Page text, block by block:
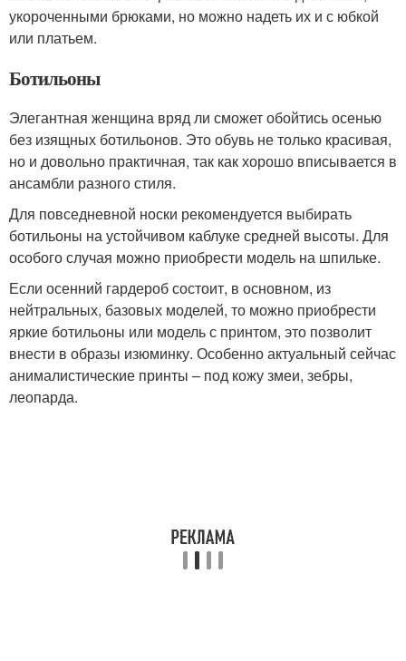
укороченными брюками, но можно надеть их и с юбкой
или платьем.
Ботильоны
Элегантная женщина вряд ли сможет обойтись осенью
без изящных ботильонов. Это обувь не только красивая,
но и довольно практичная, так как хорошо вписывается в
ансамбли разного стиля.
Для повседневной носки рекомендуется выбирать
ботильоны на устойчивом каблуке средней высоты. Для
особого случая можно приобрести модель на шпильке.
Если осенний гардероб состоит, в основном, из
нейтральных, базовых моделей, то можно приобрести
яркие ботильоны или модель с принтом, это позволит
внести в образы изюминку. Особенно актуальный сейчас
анималистические принты – под кожу змеи, зебры,
леопарда.